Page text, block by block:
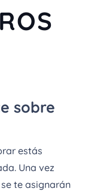
€
€
sobre
estás
Una vez
te asignarán